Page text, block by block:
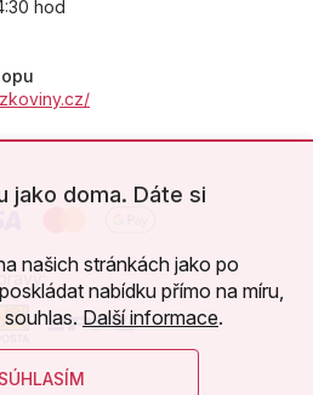
jako doma. Dáte si
našich stránkách jako po
nabídku přímo na míru,
Další informace.
SÚHLASÍM
hod